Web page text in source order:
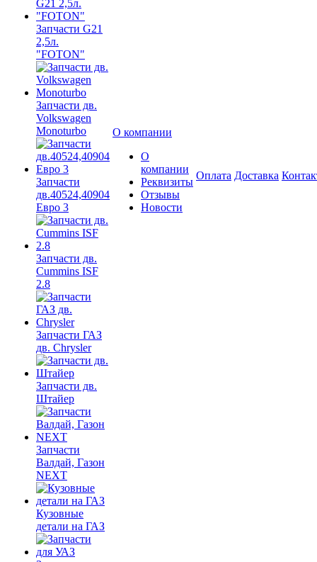
Запчасти G21
2,5л.
"FOTON"
Запчасти дв.
Volkswagen
Monoturbo
Запчасти
дв.40524,40904
Евро 3
Запчасти дв.
Cummins ISF
2.8
Запчасти ГАЗ
дв. Chrysler
Запчасти дв.
Штайер
Запчасти
Валдай, Газон
NEXT
Кузовные
детали на ГАЗ
О компании
О
компании
Реквизиты
Отзывы
Новости
Оплата Доставка